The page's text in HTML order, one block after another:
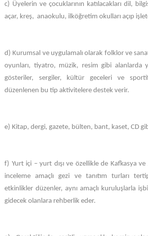
c) Üyelerin ve çocuklarının katılacakları dil,
açar, kreş, anaokulu, ilköğretim okulları açıp
d) Kurumsal ve uygulamalı olarak folklor ve
oyunları, tiyatro, müzik, resim gibi alanlarda
gösteriler, sergiler, kültür geceleri ve
düzenlenen bu tip aktivitelere destek verir.
e) Kitap, dergi, gazete, bülten, bant, kaset, CD
f) Yurt içi – yurt dışı ve özellikle de Kafkasya
inceleme amaçlı gezi ve tanıtım turları
etkinlikler düzenler, aynı amaçlı kuruluşlarla
gidecek olanlara rehberlik eder.